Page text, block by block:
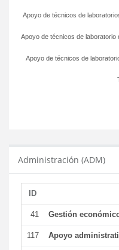
Apoyo de técnicos de
Apoyo de técnicos de laboratorio
Apoyo de técnicos de
Administración (ADM)
ID
41 Gestión
117 Apoyo